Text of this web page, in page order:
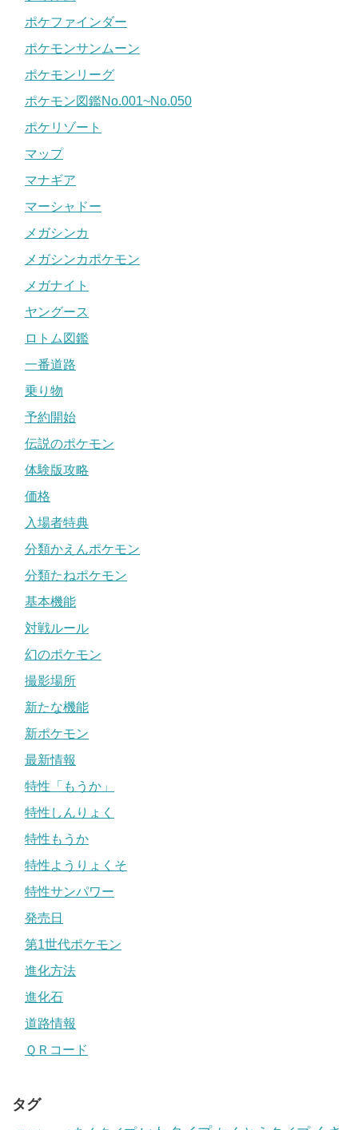
ポケファインダー
ポケモンサンムーン
ポケモンリーグ
ポケモン図鑑No.001~No.050
ポケリゾート
マップ
マナギア
マーシャドー
メガシンカ
メガシンカポケモン
メガナイト
ヤングース
ロトム図鑑
一番道路
乗り物
予約開始
伝説のポケモン
体験版攻略
価格
入場者特典
分類かえんポケモン
分類たねポケモン
基本機能
対戦ルール
幻のポケモン
撮影場所
新たな機能
新ポケモン
最新情報
特性「もうか」
特性しんりょく
特性もうか
特性ようりょくそ
特性サンパワー
発売日
第1世代ポケモン
進化方法
進化石
道路情報
ＱＲコード
タグ